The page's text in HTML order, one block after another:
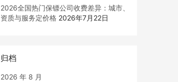
2026全国热门保镖公司收费差异：城市、
资质与服务定价格 2026年7月22日
归档
2026 年 8 月